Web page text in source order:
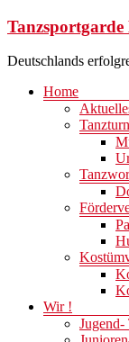
Zum
springen
Deutschlands
Menü
Home
Wir !
Jugend-